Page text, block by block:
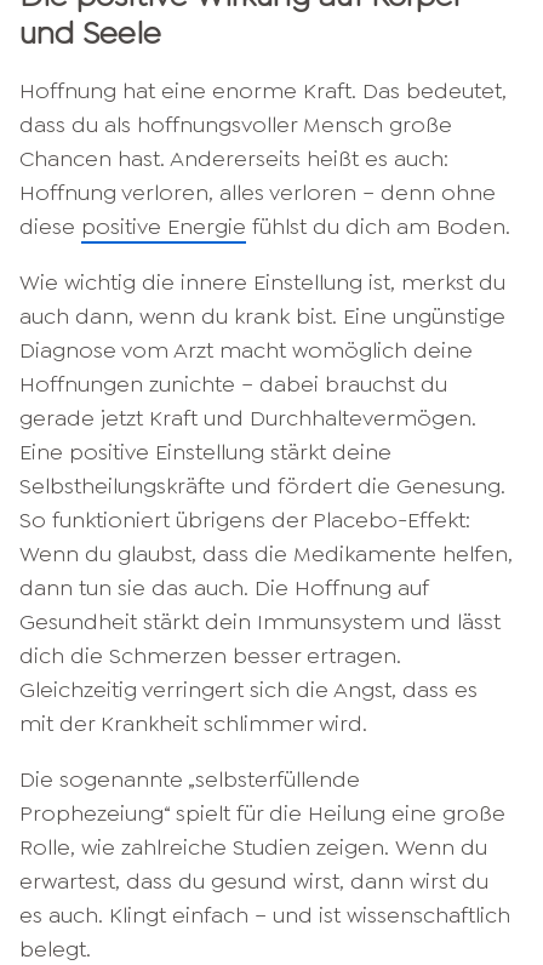
und Seele
Hoffnung hat eine enorme Kraft. Das bedeutet,
dass du als hoffnungsvoller Mensch große
Chancen hast. Andererseits heißt es auch:
Hoffnung verloren, alles verloren – denn ohne
diese positive Energie fühlst du dich am Boden.
Wie wichtig die innere Einstellung ist, merkst du
auch dann, wenn du krank bist. Eine ungünstige
Diagnose vom Arzt macht womöglich deine
Hoffnungen zunichte – dabei brauchst du
gerade jetzt Kraft und Durchhaltevermögen.
Eine positive Einstellung stärkt deine
Selbstheilungskräfte und fördert die Genesung.
So funktioniert übrigens der Placebo-Effekt:
Wenn du glaubst, dass die Medikamente helfen,
dann tun sie das auch. Die Hoffnung auf
Gesundheit stärkt dein Immunsystem und lässt
dich die Schmerzen besser ertragen.
Gleichzeitig verringert sich die Angst, dass es
mit der Krankheit schlimmer wird.
Die sogenannte „selbsterfüllende
Prophezeiung“ spielt für die Heilung eine große
Rolle, wie zahlreiche Studien zeigen. Wenn du
erwartest, dass du gesund wirst, dann wirst du
es auch. Klingt einfach – und ist wissenschaftlich
belegt.